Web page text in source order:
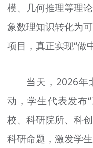
模、几何推理等理
象数理知识转化为
项目，真正实现“做
当天，2026年
动，学生代表发布
校、科研院所、科
科研命题，激发学